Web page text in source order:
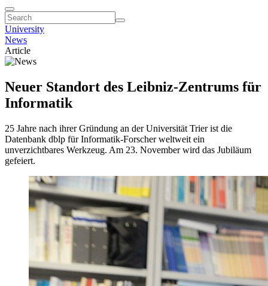
University
News
Article
Neuer Standort des Leibniz-Zentrums für
Informatik
25 Jahre nach ihrer Gründung an der Universität Trier ist die
Datenbank dblp für Informatik-Forscher weltweit ein
unverzichtbares Werkzeug. Am 23. November wird das Jubiläum
gefeiert.